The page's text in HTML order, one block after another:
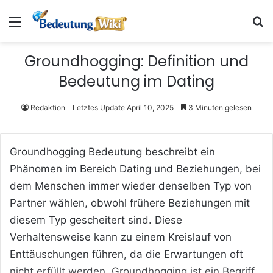
Menü
Groundhogging: Definition und
Bedeutung im Dating
Redaktion Letztes Update April 10, 2025 3 Minuten gelesen
Groundhogging Bedeutung beschreibt ein
Phänomen im Bereich Dating und Beziehungen, bei
dem Menschen immer wieder denselben Typ von
Partner wählen, obwohl frühere Beziehungen mit
diesem Typ gescheitert sind. Diese
Verhaltensweise kann zu einem Kreislauf von
Enttäuschungen führen, da die Erwartungen oft